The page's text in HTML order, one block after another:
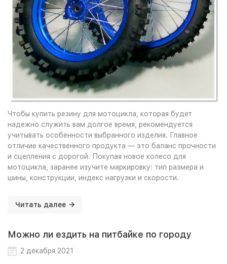
Чтобы купить резину для мотоцикла, которая будет
надежно служить вам долгое время, рекомендуется
учитывать особенности выбранного изделия. Главное
отличие качественного продукта — это баланс прочности
и сцепления с дорогой. Покупая новое колесо для
мотоцикла, заранее изучите маркировку: тип размера и
шины, конструкции, индекс нагрузки и скорости.
Читать далее
Можно ли ездить на питбайке по городу
2 декабря 2021